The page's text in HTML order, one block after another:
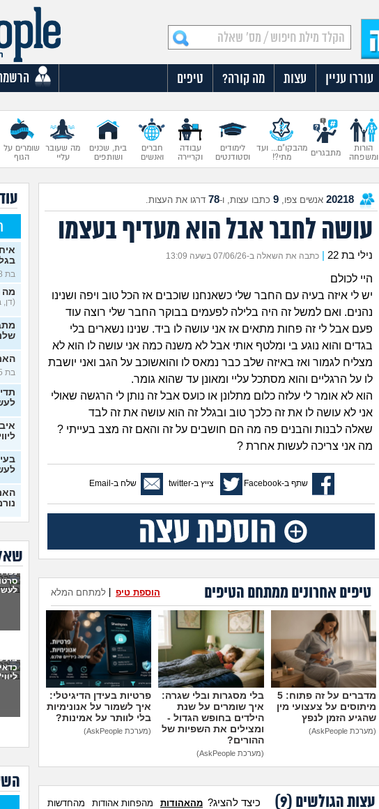
עוררו עניין עצות מה קורה? טיפים
הורות
ומשפחה
מתבגרים
מהבקו"ם... ועד
מתי?!
לימודים
וסטודנטים
עבודה
וקריירה
חברים
ואנשים
בית, שכנים
ושותפים
מה שעובר
עליי
שומרים על
הגוף
20218 אנשים צפו, 9 כתבו עצות, ו-78 דרגו את העצות.
עושה לחבר אבל הוא מעדיף בעצמו
נילי בת 22 כתבה את השאלה ב-07/06/26 בשעה 13:09
היי לכולם
יש לי איזה בעיה עם החבר שלי כשאנחנו שוכבים אז הכל טוב ויפה ושנינו
נהנים. ואם למשל זה היה בלילה לפעמים בבוקר החבר שלי רוצה עוד
פעם אבל לי זה פחות מתאים אז אני עושה לו ביד. שנינו נשארים בלי
בגדים והוא נוגע בי ומלטף אותי אבל לא משנה כמה אני עושה לו הוא לא
מצליח לגמור ואז באיזה שלב כבר נמאס לו והואשוכב על הגב ואני יושבת
לו על הרגליים והוא מסתכל עליי ומאונן עד שהוא גומר.
הוא לא אומר לי עלזה כלום מתלונן או כועס אבל זה נותן לי הרגשה שאולי
אני לא עושה לו את זה כלכך טוב ובגלל זה הוא עושה את זה לבד
שאלה לבנות והבנים פה מה הם חושבים על זה והאם זה מצב בעייתי ?
מה אני צריכה לעשות אחרת ?
שתף ב-Facebook צייץ ב-twitter שלח ב-Email
טיפים אחרונים ממתחם הטיפים למתחם המלא הוספת טיפ
מדברים על זה פתוח: 5
מיתוסים על צעצועי מין
שהגיע הזמן לנפץ
(מערכת AskPeople)
בלי מסגרות ובלי שגרה:
איך שומרים על שנת
הילדים בחופש הגדול -
ומצילים את השפיות של
ההורים?
(מערכת AskPeople)
פרטיות בעידן הדיגיטלי:
איך לשמור על אנונימיות
בלי לוותר על אמינות?
(מערכת AskPeople)
עצות הגולשים (9
) כיצד להציג? מהאהודות מהפחות אהודות מהחדשות
בת 18)
מה
(דן, בן
בת 25)
ליווי
6
לא
מה
30)
עם